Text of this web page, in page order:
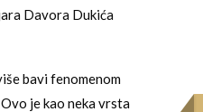
Davora Dukića
bavi fenomenom
je kao neka vrsta